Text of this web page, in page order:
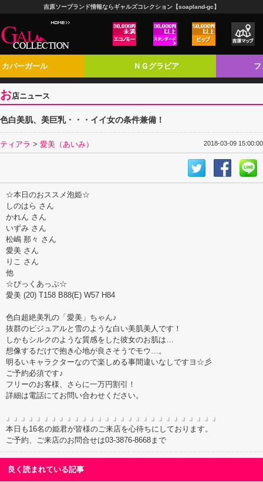
吉原ソープランド情報ならギャルズコレクション【soapland-gc】
カバーガール ＮＧグラビア
お店ニュース
色白美肌、美巨乳・・・イイ女の条件兼備！
ティアラ > 愛美（あいみ） 2018-03-09 15:00:00
☆本日のおススメ泡姫☆
しのはら さん
かれん さん
いずみ さん
松嶋 那々 さん
愛美 さん
りこ さん
他
☆ぴっくあっぷ☆
愛美 (20) T158 B88(E) W57 H84
色白超絶美乳の「愛美」ちゃん♪
抜群のビジュアルと雪のような白い美肌美人です！
しかもシルクのような質感をした彼女のお肌は…
想像するだけで抱き心地が良さそうでモウ…。
明るいキャラクターなので楽しめる事間違いなしですヨ☆彡
ご予約必須です♪
フリーのお客様、さらに一万円割引！
詳細は電話にてお問い合わせください。
」」」」」」」」」」」」」」」」」」」」」」」」」」」」
本日も16名の姫君が皆様のご来店を心待ちにしております。
ご予約、ご来店のお問合せは03-3876-8668まで
良く読まれている記事